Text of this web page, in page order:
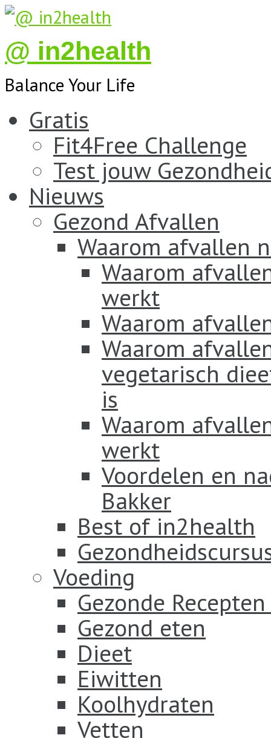
@ in2health
Balance Your Life
Gratis
Fit4Free Challenge
Test jouw
Nieuws
Gezond Afvallen
Waarom afvallen
Waarom
werkt
Waarom
Waarom
vegetarisch
is
Waarom
werkt
Voordelen en
Bakker
Best of in2health
Voeding
Gezonde
Gezond eten
Dieet
Eiwitten
Koolhydraten
Vetten